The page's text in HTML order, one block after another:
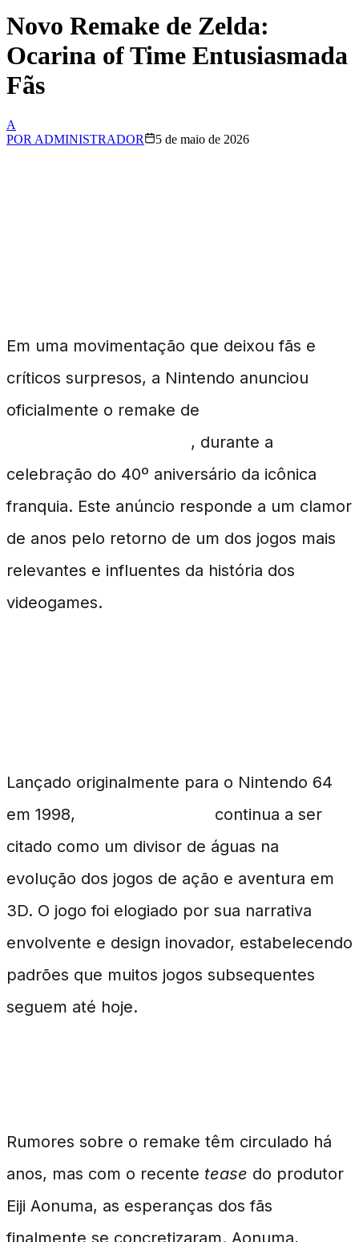
Novo Remake de Zelda:
Ocarina of Time Entusiasmada
Fãs
A
POR ADMINISTRADOR 5 de maio de 2026
Em uma movimentação que deixou fãs e
críticos surpresos, a Nintendo anunciou
oficialmente o remake de
, durante a
celebração do 40º aniversário da icônica
franquia. Este anúncio responde a um clamor
de anos pelo retorno de um dos jogos mais
relevantes e influentes da história dos
videogames.
Lançado originalmente para o Nintendo 64
em 1998,
continua a ser
citado como um divisor de águas na
evolução dos jogos de ação e aventura em
3D. O jogo foi elogiado por sua narrativa
envolvente e design inovador, estabelecendo
padrões que muitos jogos subsequentes
seguem até hoje.
Rumores sobre o remake têm circulado há
anos, mas com o recente tease do produtor
Eiji Aonuma, as esperanças dos fãs
finalmente se concretizaram. Aonuma,